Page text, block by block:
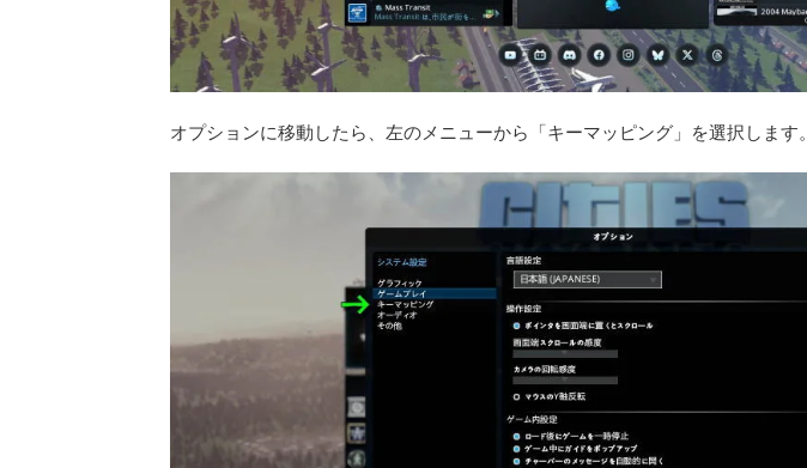
オプションに移動したら、左のメニューから「キーマッピング」を選択します。